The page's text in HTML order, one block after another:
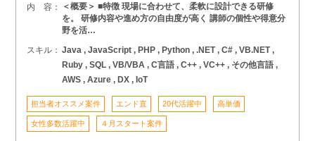
内 容：
＜概要＞ ■特徴 現場に合わせて、柔軟に設計できる研修
を。 研修内容や進め方の自由度が高く 講師の個性や得意分
野を活…
スキル： Java , JavaScript , PHP , Python , .NET , C# , VB.NET ,
Ruby , SQL , VB/VBA , C言語 , C++ , VC++ , その他言語 ,
AWS , Azure , DX , IoT
担当者オススメ案件 エンド直 20代活躍中 高単価
女性多数活躍中 ４月スタート案件